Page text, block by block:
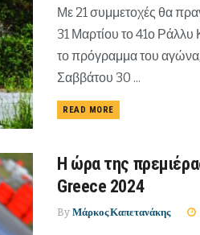
Με 21 συμμετοχές θα
31 Μαρτίου το 41ο
το πρόγραμμα του αγώνα,
Σαββάτου 30 ...
READ MORE
Η ώρα της
Greece 2024
By Μάρκος Καπετανάκης